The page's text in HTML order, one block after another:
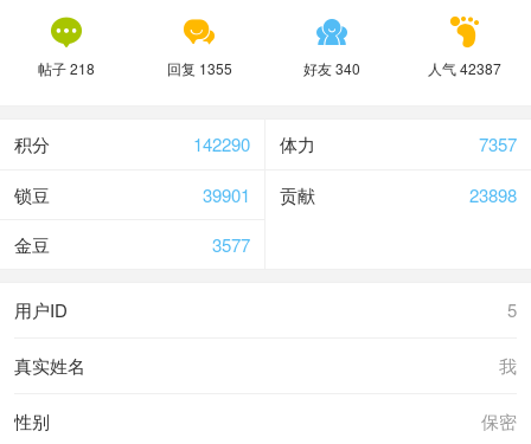

帖子 218

回复 1355

好友 340

人气 42387
142290
积分 7357
体力
39901
锁豆 23898
贡献
3577
金豆
5
用户ID
我
真实姓名
保密
性别